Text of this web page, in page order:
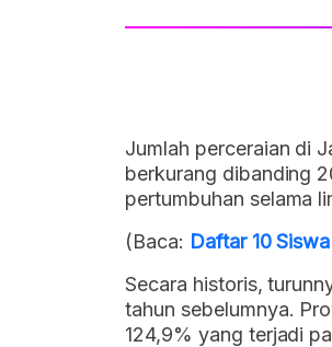
Jumlah perceraian di
berkurang dibanding
pertumbuhan selama
(Baca: Daftar 10
Secara historis,
tahun sebelumnya.
124,9% yang terjadi